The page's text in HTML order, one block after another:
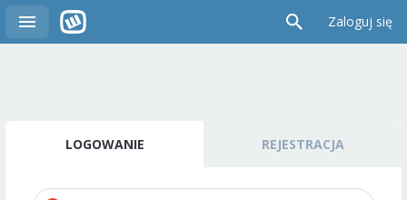
Zaloguj się
LOGOWANIE REJESTRACJA